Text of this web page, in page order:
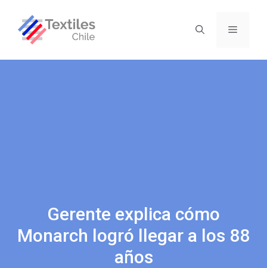
Gerente explica cómo
Monarch logró llegar a los 88
años